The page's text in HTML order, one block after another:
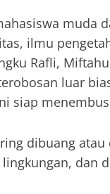
muda
ilmu
Rafli,
luar
siap
dibuang
dan